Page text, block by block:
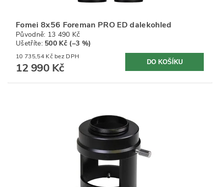
Fomei 8x56 Foreman PRO ED dalekohled
Původně: 13 490 Kč
Ušetříte: 500 Kč (–3 %)
10 735,54 Kč bez DPH
12 990 Kč